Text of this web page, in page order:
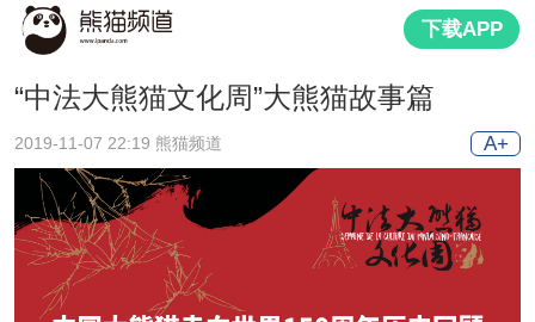
下载APP
“中法大熊猫文化周”大熊猫故事篇
2019-11-07 22:19 熊猫频道 A+